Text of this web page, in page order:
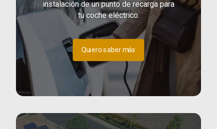
instalación de un punto de recarga para
tu coche eléctrico.
Quiero saber más